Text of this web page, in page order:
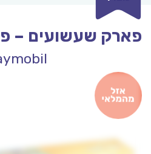
שעשועים –
playmobil